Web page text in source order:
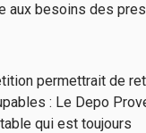
aux besoins des
permettrait de
: Le Depo
qui est toujours